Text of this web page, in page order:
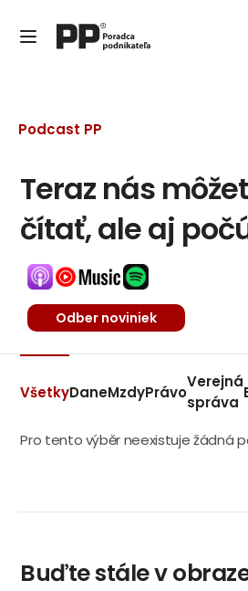
Podcast PP
Teraz nás
čítať, ale aj
Odber noviniek
VšetkyDaneMzdyPrávo
Verejná
správa
Pro tento výběr neexistuje žádná
Buďte stále v